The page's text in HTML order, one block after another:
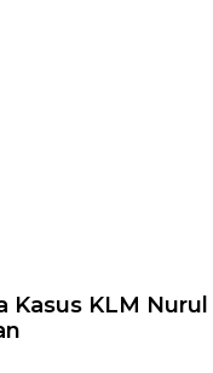
Kasus KLM Nurul